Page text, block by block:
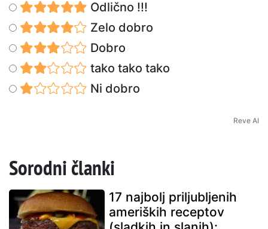
Odlično !!!
Zelo dobro
Dobro
tako tako tako
Ni dobro
Reve AI
Sorodni članki
17 najbolj priljubljenih
ameriških receptov